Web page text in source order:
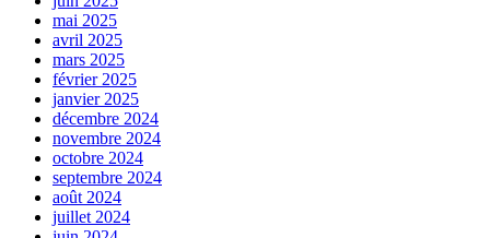
mai 2025
avril 2025
mars 2025
février 2025
janvier 2025
décembre 2024
novembre 2024
octobre 2024
septembre 2024
août 2024
juillet 2024